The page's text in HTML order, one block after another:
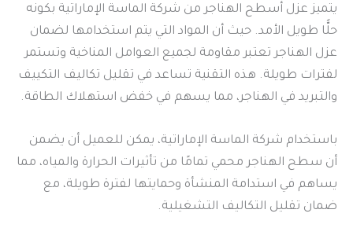
يتميز عزل أسطح الهناجر من شركة الماسة الإماراتية بكونه
حلًّا طويل الأمد. حيث أن المواد التي يتم استخدامها لضمان
عزل الهناجر تعتبر مقاومة لجميع العوامل المناخية وتستمر
لفترات طويلة. هذه التقنية تساعد في تقليل تكاليف التكييف
والتبريد في الهناجر، مما يسهم في خفض استهلاك الطاقة.
باستخدام شركة الماسة الإماراتية، يمكن للعميل أن يضمن
أن سطح الهناجر محمي تمامًا من تأثيرات الحرارة والمياه، مما
يساهم في استدامة المنشأة وحمايتها لفترة طويلة، مع
ضمان تقليل التكاليف التشغيلية.